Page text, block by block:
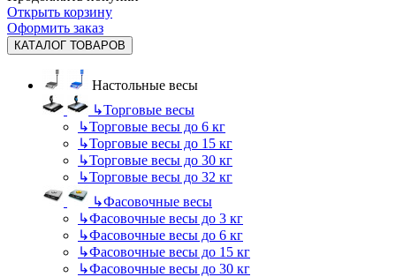
Открыть корзину
Оформить заказ
КАТАЛОГ ТОВАРОВ
Настольные весы
↳Торговые весы
↳Торговые весы до 6 кг
↳Торговые весы до 15 кг
↳Торговые весы до 30 кг
↳Торговые весы до 32 кг
↳Фасовочные весы
↳Фасовочные весы до 3 кг
↳Фасовочные весы до 6 кг
↳Фасовочные весы до 15 кг
↳Фасовочные весы до 30 кг